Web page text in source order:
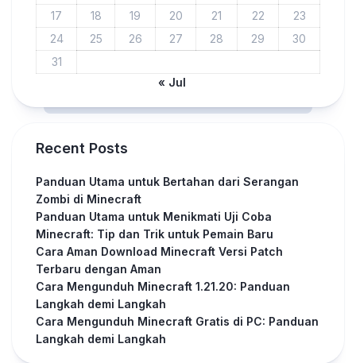
17
18 19 20 21 22
23
24
25 26 27 28 29
30
31
« Jul
Recent Posts
Panduan Utama untuk Bertahan dari Serangan
Zombi di Minecraft
Panduan Utama untuk Menikmati Uji Coba
Minecraft: Tip dan Trik untuk Pemain Baru
Cara Aman Download Minecraft Versi Patch
Terbaru dengan Aman
Cara Mengunduh Minecraft 1.21.20: Panduan
Langkah demi Langkah
Cara Mengunduh Minecraft Gratis di PC: Panduan
Langkah demi Langkah